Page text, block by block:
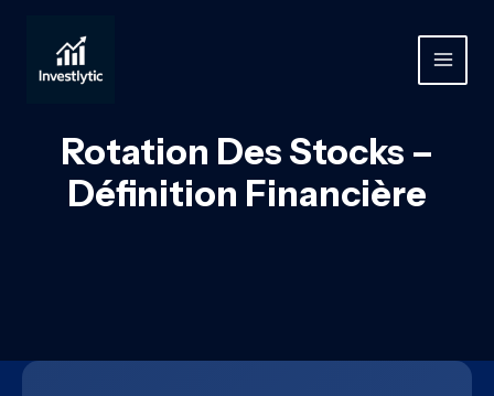
contenu
MAIN
Rotation Des Stocks –
Définition Financière